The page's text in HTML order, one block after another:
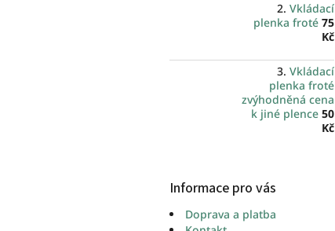
Vkládací
plenka froté 75
Kč
Vkládací
plenka froté
zvýhodněná cena
k jiné plence 50
Kč
Informace pro vás
Doprava a platba